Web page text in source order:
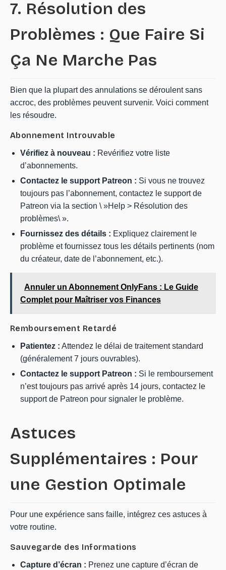
7. Résolution des
Problèmes : Que Faire Si
Ça Ne Marche Pas
Bien que la plupart des annulations se déroulent sans
accroc, des problèmes peuvent survenir. Voici comment
les résoudre.
Abonnement Introuvable
Vérifiez à nouveau : Revérifiez votre liste
d’abonnements.
Contactez le support Patreon : Si vous ne trouvez
toujours pas l’abonnement, contactez le support de
Patreon via la section \ »Help > Résolution des
problèmes\ ».
Fournissez des détails : Expliquez clairement le
problème et fournissez tous les détails pertinents (nom
du créateur, date de l’abonnement, etc.).
Annuler un Abonnement OnlyFans : Le Guide
Complet pour Maîtriser vos Finances
Remboursement Retardé
Patientez : Attendez le délai de traitement standard
(généralement 7 jours ouvrables).
Contactez le support Patreon : Si le remboursement
n’est toujours pas arrivé après 14 jours, contactez le
support de Patreon pour signaler le problème.
Astuces
Supplémentaires : Pour
une Gestion Optimale
Pour une expérience sans faille, intégrez ces astuces à
votre routine.
Sauvegarde des Informations
Capture d’écran : Prenez une capture d’écran de